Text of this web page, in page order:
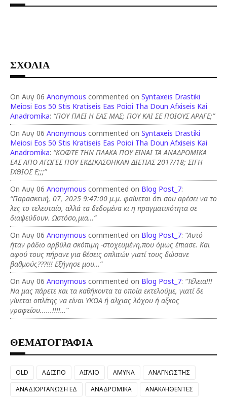
ΣΧΟΛΙΑ
On Αυγ 06 Anonymous commented on Syntaxeis Drastiki
Meiosi Eos 50 Stis Kratiseis Eas Poioi Tha Doun Afxiseis Kai
Anadromika: “ΠΟΥ ΠΑΕΙ Η ΕΑΣ ΜΑΣ; ΠΟΥ ΚΑΙ ΣΕ ΠΟΙΟΥΣ ΑΡΑΓΕ;”
On Αυγ 06 Anonymous commented on Syntaxeis Drastiki
Meiosi Eos 50 Stis Kratiseis Eas Poioi Tha Doun Afxiseis Kai
Anadromika: “ΚΟΦΤΕ ΤΗΝ ΠΛΑΚΑ ΠΟΥ ΕΙΝΑΙ ΤΑ ΑΝΑΔΡΟΜΙΚΑ
ΕΑΣ ΑΠΟ ΑΓΩΓΕΣ ΠΟΥ ΕΚΔΙΚΑΣΘΗΚΑΝ ΔΙΕΤΙΑΣ 2017/18; ΣΙΓΗ
ΙΧΘΙΟΣ Ε;;;”
On Αυγ 06 Anonymous commented on Blog Post_7:
“Παρασκευή, 07, 2025 9:47:00 μ.μ. φαίνεται ότι σου αρέσει να το
λες το τελευταίο, αλλά τα δεδομένα κι η πραγματικότητα σε
διαψεύδουν. Ωστόσο,μια…”
On Αυγ 06 Anonymous commented on Blog Post_7: “Αυτό
ήταν ράδιο αρβύλα σκόπιμη -στοχευμένη,που όμως έπιασε. Και
αφού τους πήρανε για θέσεις οπλιτών γιατί τους δώσανε
βαθμούς???!!! Εξήγησε μου…”
On Αυγ 06 Anonymous commented on Blog Post_7: “Τέλεια!!!
Να μας πάρετε και τα καθήκοντα τα οποία εκτελούμε, γιατί δε
γίνεται οπλίτης να είναι ΥΚΟΑ ή αλχιας λόχου ή αξκος
γραφείου......!!!!…”
ΘΕΜΑΤΟΓΡΑΦΙΑ
OLD ΑΔΙΣΠΟ ΑΙΓΑΙΟ ΑΜΥΝΑ
ΑΝΑΓΝΩΣΤΗΣ
ΑΝΑΔΙΟΡΓΑΝΩΣΗ ΕΔ
ΑΝΑΔΡΟΜΙΚΑ
ΑΝΑΚΛΗΘΕΝΤΕΣ